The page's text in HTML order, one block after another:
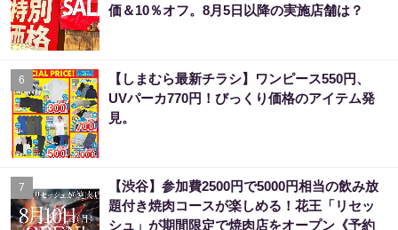
価＆10％オフ。8月5日以降の実施店舗は？
6
【しまむら最新チラシ】ワンピース550円、
UVパーカ770円！びっくり価格のアイテム発
見。
7
【渋谷】参加費2500円で5000円相当の飲み放
題付き焼肉コースが楽しめる！花王「リセッ
シュ」が期間限定で焼肉店をオープン《予約